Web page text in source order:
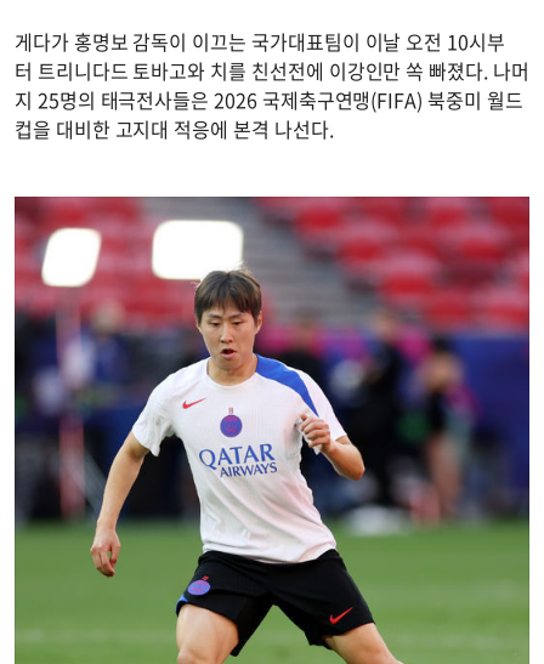
게다가 홍명보 감독이 이끄는 국가대표팀이 이날 오전 10시부
터 트리니다드 토바고와 치를 친선전에 이강인만 쏙 빠졌다. 나머
지 25명의 태극전사들은 2026 국제축구연맹(FIFA) 북중미 월드
컵을 대비한 고지대 적응에 본격 나선다.